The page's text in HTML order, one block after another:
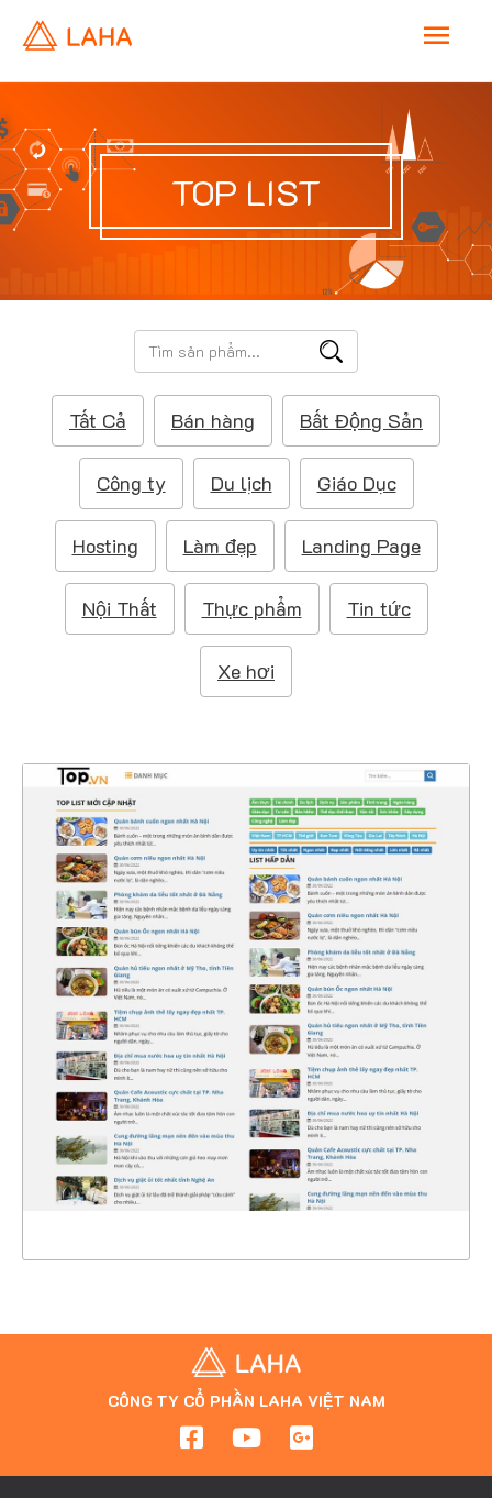
M
a
i
n
n
u
TOP LIST
T
ì
m
i
ế
m
Tất Cả Bán hàng Bất Động Sản
Công ty Du lịch Giáo Dục
Hosting Làm đẹp Landing Page
Nội Thất Thực phẩm Tin tức
Xe hơi
47380
CHI TIẾT
XEM THỰC TẾ
CÔNG TY CỔ PHẦN LAHA VIỆT NAM